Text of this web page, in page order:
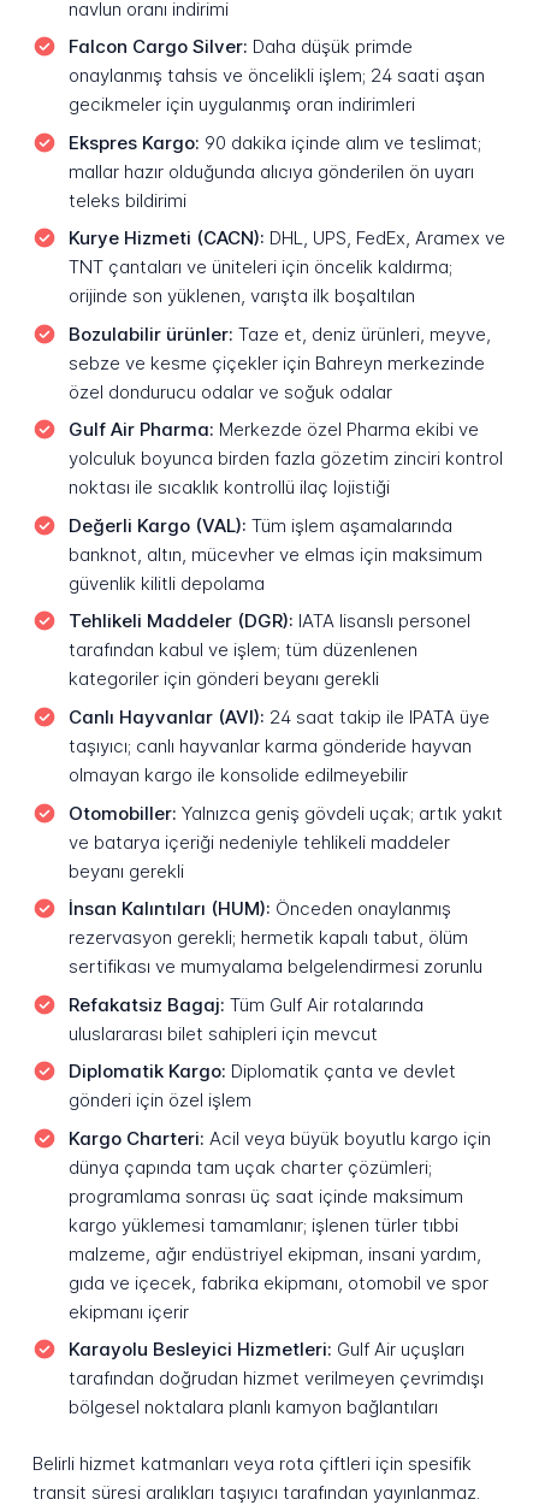
navlun oranı indirimi
Falcon Cargo Silver: Daha düşük primde
onaylanmış tahsis ve öncelikli işlem; 24 saati aşan
gecikmeler için uygulanmış oran indirimleri
Ekspres Kargo: 90 dakika içinde alım ve teslimat;
mallar hazır olduğunda alıcıya gönderilen ön uyarı
teleks bildirimi
Kurye Hizmeti (CACN): DHL, UPS, FedEx, Aramex ve
TNT çantaları ve üniteleri için öncelik kaldırma;
orijinde son yüklenen, varışta ilk boşaltılan
Bozulabilir ürünler: Taze et, deniz ürünleri, meyve,
sebze ve kesme çiçekler için Bahreyn merkezinde
özel dondurucu odalar ve soğuk odalar
Gulf Air Pharma: Merkezde özel Pharma ekibi ve
yolculuk boyunca birden fazla gözetim zinciri kontrol
noktası ile sıcaklık kontrollü ilaç lojistiği
Değerli Kargo (VAL): Tüm işlem aşamalarında
banknot, altın, mücevher ve elmas için maksimum
güvenlik kilitli depolama
Tehlikeli Maddeler (DGR): IATA lisanslı personel
tarafından kabul ve işlem; tüm düzenlenen
kategoriler için gönderi beyanı gerekli
Canlı Hayvanlar (AVI): 24 saat takip ile IPATA üye
taşıyıcı; canlı hayvanlar karma gönderide hayvan
olmayan kargo ile konsolide edilmeyebilir
Otomobiller: Yalnızca geniş gövdeli uçak; artık yakıt
ve batarya içeriği nedeniyle tehlikeli maddeler
beyanı gerekli
İnsan Kalıntıları (HUM): Önceden onaylanmış
rezervasyon gerekli; hermetik kapalı tabut, ölüm
sertifikası ve mumyalama belgelendirmesi zorunlu
Refakatsiz Bagaj: Tüm Gulf Air rotalarında
uluslararası bilet sahipleri için mevcut
Diplomatik Kargo: Diplomatik çanta ve devlet
gönderi için özel işlem
Kargo Charteri: Acil veya büyük boyutlu kargo için
dünya çapında tam uçak charter çözümleri;
programlama sonrası üç saat içinde maksimum
kargo yüklemesi tamamlanır; işlenen türler tıbbi
malzeme, ağır endüstriyel ekipman, insani yardım,
gıda ve içecek, fabrika ekipmanı, otomobil ve spor
ekipmanı içerir
Karayolu Besleyici Hizmetleri: Gulf Air uçuşları
tarafından doğrudan hizmet verilmeyen çevrimdışı
bölgesel noktalara planlı kamyon bağlantıları
Belirli hizmet katmanları veya rota çiftleri için spesifik
transit süresi aralıkları taşıyıcı tarafından yayınlanmaz.